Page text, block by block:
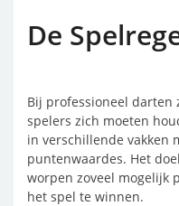
De
Bij professioneel darten
spelers zich moeten
in verschillende vakken
puntenwaardes. Het
worpen zoveel mogelijk
het spel te winnen.